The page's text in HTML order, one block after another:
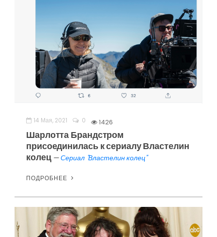
14 Мая, 2021 0 1426
Шарлотта Брандстром
присоединилась к сериалу Властелин
колец —Сериал "Властелин колец"
ПОДРОБНЕЕ